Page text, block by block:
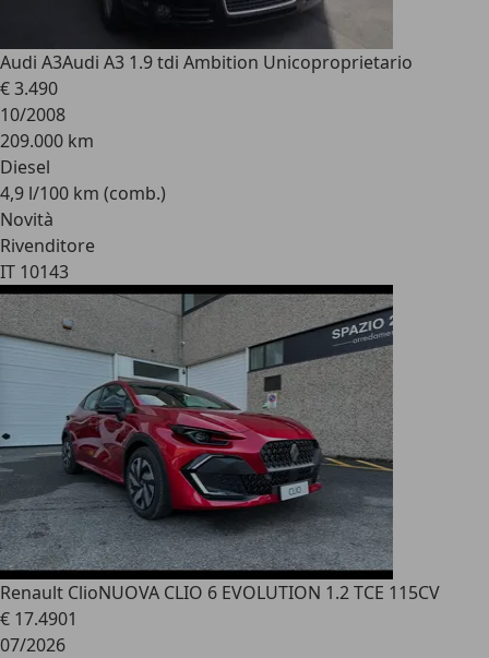
Audi A3Audi A3 1.9 tdi Ambition Unicoproprietario
€ 3.490
10/2008
209.000 km
Diesel
4,9 l/100 km (comb.)
Novità
Rivenditore
IT 10143
Renault ClioNUOVA CLIO 6 EVOLUTION 1.2 TCE 115CV
€ 17.4901
07/2026